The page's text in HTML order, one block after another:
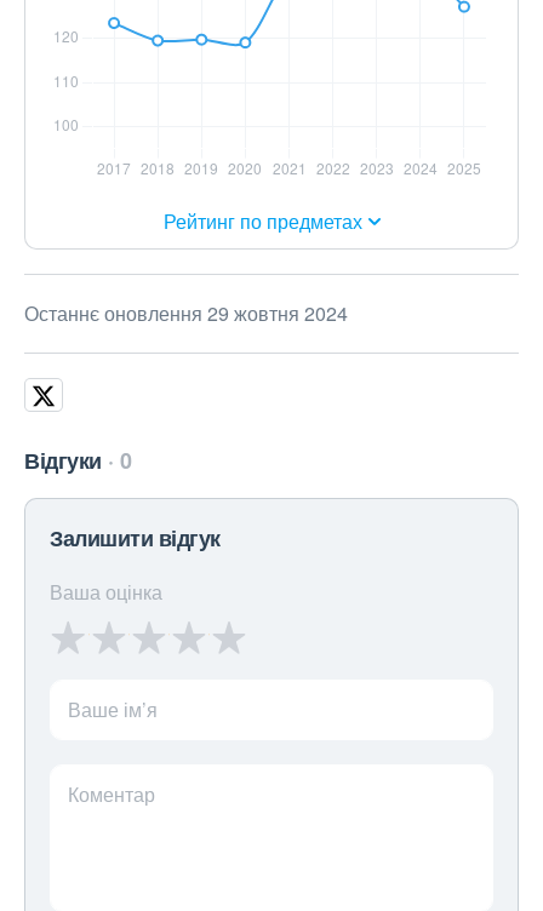
Рейтинг по предметах
Останнє оновлення 29 жовтня 2024
Відгуки 0
Залишити відгук
Ваша оцінка
Ваше ім’я
Коментар